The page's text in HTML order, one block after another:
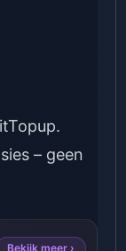
– geen
Bekijk meer ›